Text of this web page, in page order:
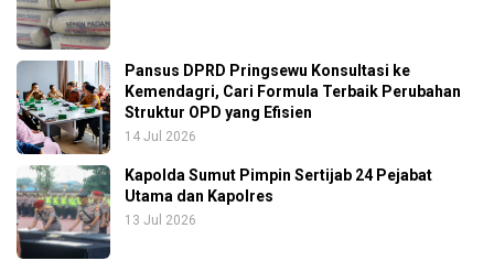
Pansus DPRD Pringsewu Konsultasi ke
Kemendagri, Cari Formula Terbaik Perubahan
Struktur OPD yang Efisien
14 Jul 2026
Kapolda Sumut Pimpin Sertijab 24 Pejabat
Utama dan Kapolres
13 Jul 2026